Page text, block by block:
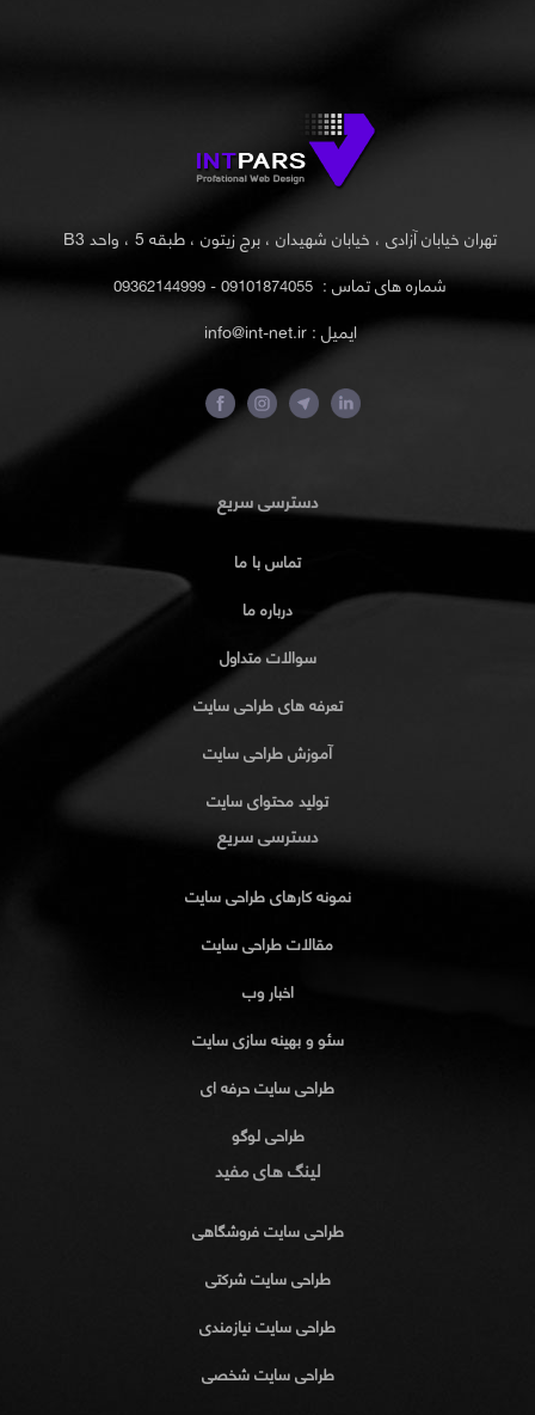
تهران خیابان آزادی ، خیابان شهیدان ، برج زیتون ، طبقه 5 ، واحد B3
شماره های تماس :
ایمیل : info@int-net.ir
دسترسی سریع
تماس با ما
درباره ما
سوالات متداول
تعرفه های طراحی سایت
آموزش طراحی سایت
تولید محتوای سایت
دسترسی سریع
نمونه کارهای طراحی سایت
مقالات طراحی سایت
اخبار وب
سئو و بهینه سازی سایت
طراحی سایت حرفه ای
طراحی لوگو
لینگ های مفید
طراحی سایت فروشگاهی
طراحی سایت شرکتی
طراحی سایت نیازمندی
طراحی سایت شخصی